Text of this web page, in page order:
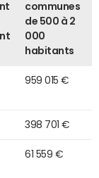
communes
de 500 à 2
000
habitants
959 015 €
398 701 €
61 559 €